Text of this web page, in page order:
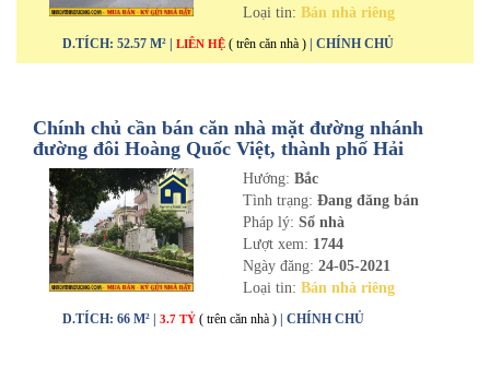
Loại tin: Bán nhà riêng
D.TÍCH: 52.57 M² | LIÊN HỆ ( trên căn nhà ) | CHÍNH CHỦ
Chính chủ cần bán căn nhà mặt đường nhánh
đường đôi Hoàng Quốc Việt, thành phố Hải
Dương
Hướng: Bắc
Tình trạng: Đang đăng bán
Pháp lý: Sổ nhà
Lượt xem: 1744
Ngày đăng: 24-05-2021
Loại tin: Bán nhà riêng
D.TÍCH: 66 M² | 3.7 TỶ ( trên căn nhà ) | CHÍNH CHỦ